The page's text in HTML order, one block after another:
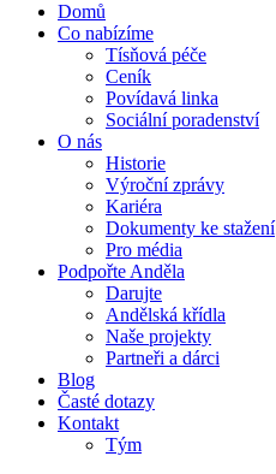
Domů
Co nabízíme
Tísňová péče
Ceník
Povídavá linka
Sociální poradenství
O nás
Historie
Výroční zprávy
Kariéra
Dokumenty ke stažení
Pro média
Podpořte Anděla
Darujte
Andělská křídla
Naše projekty
Partneři a dárci
Blog
Časté dotazy
Kontakt
Tým